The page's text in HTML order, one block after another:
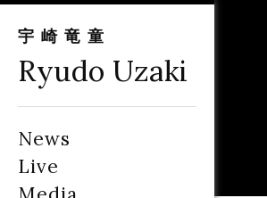
宇崎竜童
Ryudo Uzaki
News
Live